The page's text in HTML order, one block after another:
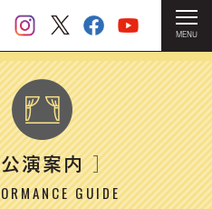
MENU
演案内］
GUIDE